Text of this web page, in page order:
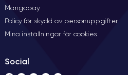
Mangopay
Policy för skydd av personuppgifter
Mina inställningar för cookies
Social